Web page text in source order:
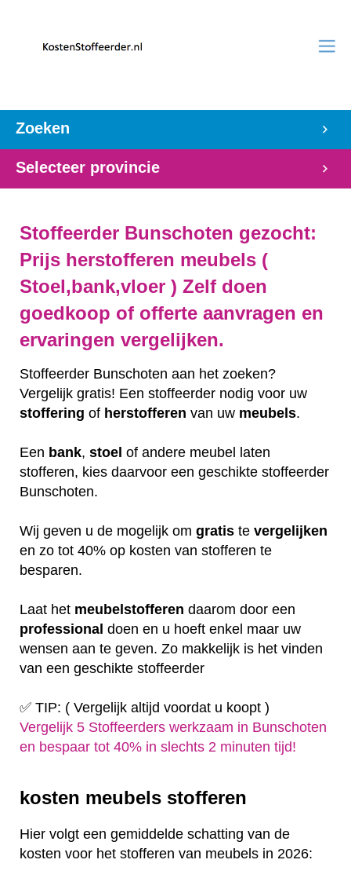
Zoeken
Selecteer provincie
Stoffeerder Bunschoten gezocht:
Prijs herstofferen meubels (
Stoel,bank,vloer ) Zelf doen
goedkoop of offerte aanvragen en
ervaringen vergelijken.
Stoffeerder Bunschoten aan het zoeken?
Vergelijk gratis! Een stoffeerder nodig voor uw
stoffering of herstofferen van uw meubels.
Een bank, stoel of andere meubel laten
stofferen, kies daarvoor een geschikte stoffeerder
Bunschoten.
Wij geven u de mogelijk om gratis te vergelijken
en zo tot 40% op kosten van stofferen te
besparen.
Laat het meubelstofferen daarom door een
professional doen en u hoeft enkel maar uw
wensen aan te geven. Zo makkelijk is het vinden
van een geschikte stoffeerder
✅ TIP: ( Vergelijk altijd voordat u koopt )
Vergelijk 5 Stoffeerders werkzaam in Bunschoten
en bespaar tot 40% in slechts 2 minuten tijd!
kosten meubels stofferen
Hier volgt een gemiddelde schatting van de
kosten voor het stofferen van meubels in 2026: